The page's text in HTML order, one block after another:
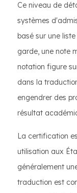
Ce niveau de
systèmes
basé sur une
garde, une note
notation figure
dans la
engendrer des
résultat
La certification
utilisation aux
généralement
traduction est